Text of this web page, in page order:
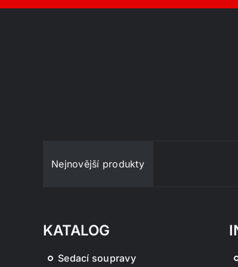
Nejnovější produkty
KATALOG
Sedací soupravy